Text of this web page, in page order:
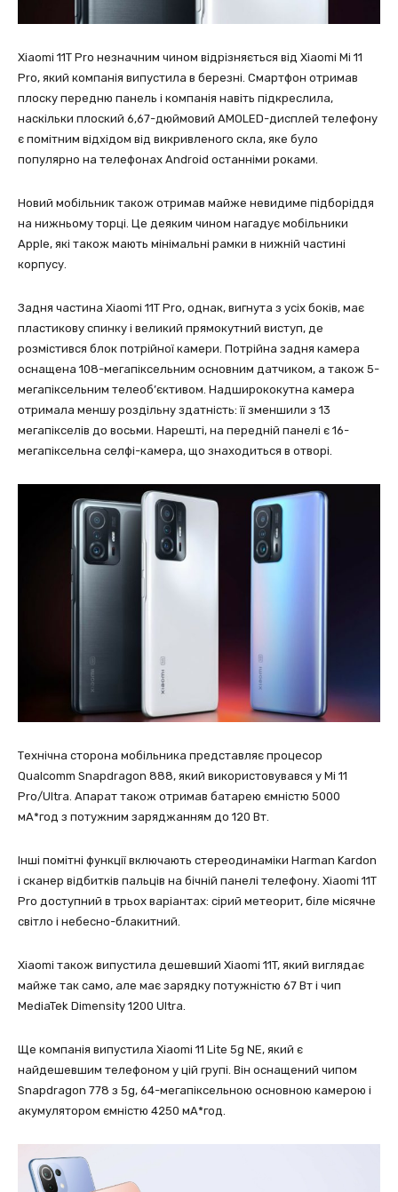
Xiaomi 11T Pro незначним чином відрізняється від Xiaomi Mi 11
Pro, який компанія випустила в березні. Смартфон отримав
плоску передню панель і компанія навіть підкреслила,
наскільки плоский 6,67-дюймовий AMOLED-дисплей телефону
є помітним відхідом від викривленого скла, яке було
популярно на телефонах Android останніми роками.
Новий мобільник також отримав майже невидиме підборіддя
на нижньому торці. Це деяким чином нагадує мобільники
Apple, які також мають мінімальні рамки в нижній частині
корпусу.
Задня частина Xiaomi 11T Pro, однак, вигнута з усіх боків, має
пластикову спинку і великий прямокутний виступ, де
розмістився блок потрійної камери. Потрійна задня камера
оснащена 108-мегапіксельним основним датчиком, а також 5-
мегапіксельним телеоб’єктивом. Надширококутна камера
отримала меншу роздільну здатність: її зменшили з 13
мегапікселів до восьми. Нарешті, на передній панелі є 16-
мегапіксельна селфі-камера, що знаходиться в отворі.
Технічна сторона мобільника представляє процесор
Qualcomm Snapdragon 888, який використовувався у Mi 11
Pro/Ultra. Апарат також отримав батарею ємністю 5000
мА*год з потужним заряджанням до 120 Вт.
Інші помітні функції включають стереодинаміки Harman Kardon
і сканер відбитків пальців на бічній панелі телефону. Xiaomi 11T
Pro доступний в трьох варіантах: сірий метеорит, біле місячне
світло і небесно-блакитний.
Xiaomi також випустила дешевший Xiaomi 11T, який виглядає
майже так само, але має зарядку потужністю 67 Вт і чип
MediaTek Dimensity 1200 Ultra.
Ще компанія випустила Xiaomi 11 Lite 5g NE, який є
найдешевшим телефоном у цій групі. Він оснащений чипом
Snapdragon 778 з 5g, 64-мегапіксельною основною камерою і
акумулятором ємністю 4250 мА*год.